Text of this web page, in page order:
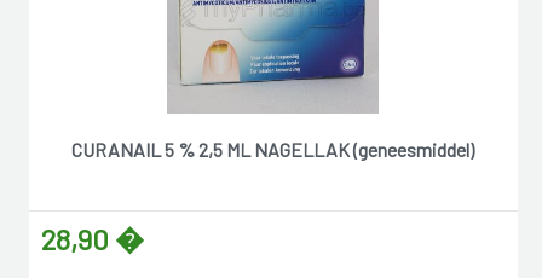
CURANAIL 5 % 2,5 ML NAGELLAK (geneesmiddel)
28,90 �